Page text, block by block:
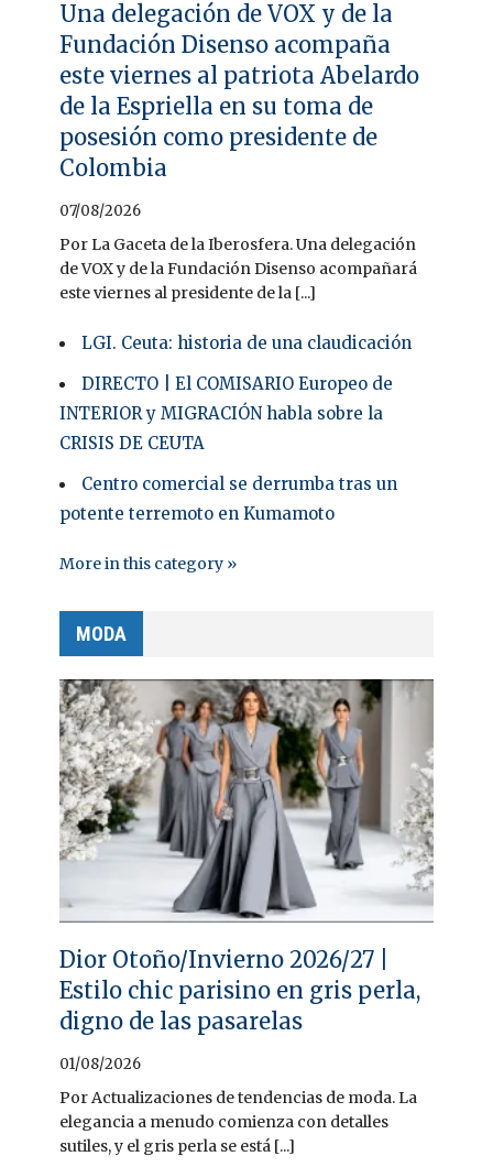
Una delegación de VOX y de la
Fundación Disenso acompaña
este viernes al patriota Abelardo
de la Espriella en su toma de
posesión como presidente de
Colombia
07/08/2026
Por La Gaceta de la Iberosfera. Una delegación
de VOX y de la Fundación Disenso acompañará
este viernes al presidente de la [...]
LGI. Ceuta: historia de una claudicación
DIRECTO | El COMISARIO Europeo de
INTERIOR y MIGRACIÓN habla sobre la
CRISIS DE CEUTA
Centro comercial se derrumba tras un
potente terremoto en Kumamoto
More in this category »
MODA
Dior Otoño/Invierno 2026/27 |
Estilo chic parisino en gris perla,
digno de las pasarelas
01/08/2026
Por Actualizaciones de tendencias de moda. La
elegancia a menudo comienza con detalles
sutiles, y el gris perla se está [...]